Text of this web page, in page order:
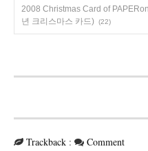
2008 Christmas Card of
년 크리스마스 카드) (22)
Trackback : Comment